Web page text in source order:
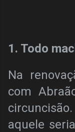
1. Todo
Na
com
aquele